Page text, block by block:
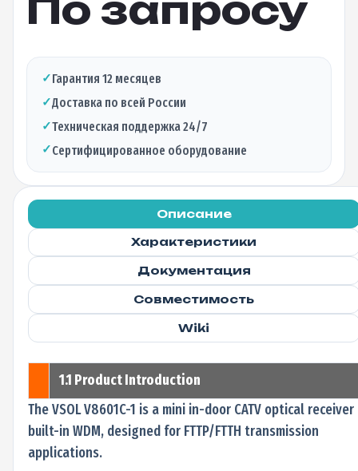
По запросу
✓Гарантия 12 месяцев
✓Доставка по всей России
✓Техническая поддержка 24/7
✓Сертифицированное оборудование
Описание
Характеристики
Документация
Совместимость
Wiki
1.1 Product Introduction
The VSOL V8601C-1 is a mini in-door CATV optical receiver
built-in WDM, designed for FTTP/FTTH transmission
applications.